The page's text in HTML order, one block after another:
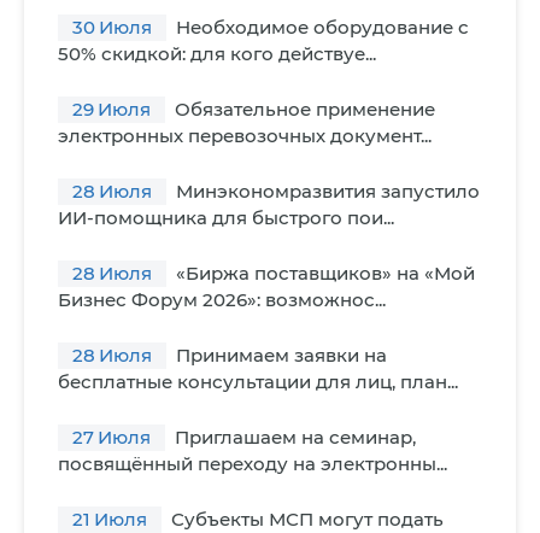
30 Июля
Необходимое оборудование с
50% скидкой: для кого действуе...
29 Июля
Обязательное применение
электронных перевозочных документ...
28 Июля
Минэкономразвития запустило
ИИ-помощника для быстрого пои...
28 Июля
«Биржа поставщиков» на «Мой
Бизнес Форум 2026»: возможнос...
28 Июля
Принимаем заявки на
бесплатные консультации для лиц, план...
27 Июля
Приглашаем на семинар,
посвящённый переходу на электронны...
21 Июля
Субъекты МСП могут подать